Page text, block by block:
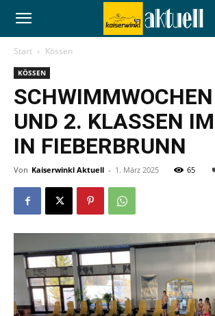
Start Kössen
KÖSSEN
UND 2. KLASSEN
IN FIEBERBRUNN
Von Kaiserwinkl Aktuell - 1. März 2025 65